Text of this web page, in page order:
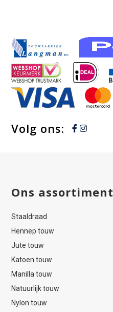
Volg ons:
Ons assortiment
Staaldraad
Hennep touw
Jute touw
Katoen touw
Manilla touw
Natuurlijk touw
Nylon touw